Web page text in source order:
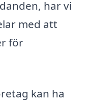
har vi
med att
för
kan ha